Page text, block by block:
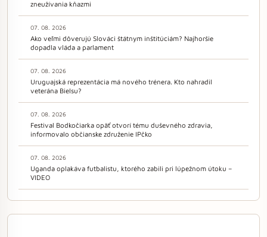
zneužívania kňazmi
07. 08. 2026
Ako veľmi dôverujú Slováci štátnym inštitúciám? Najhoršie
dopadla vláda a parlament
07. 08. 2026
Uruguajská reprezentácia má nového trénera. Kto nahradil
veterána Bielsu?
07. 08. 2026
Festival Bodkočiarka opäť otvorí tému duševného zdravia,
informovalo občianske združenie IPčko
07. 08. 2026
Uganda oplakáva futbalistu, ktorého zabili pri lúpežnom útoku –
VIDEO